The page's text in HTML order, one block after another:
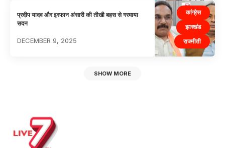
कांग्रेस
झारखंड
राजनीती
प्रदीप यादव और इरफान अंसारी की तीखी बहस से गरमाया
सदन
DECEMBER 9, 2025
SHOW MORE